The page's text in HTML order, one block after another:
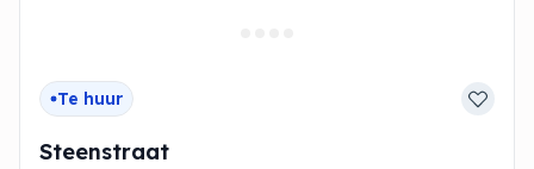
Te huur
Steenstraat